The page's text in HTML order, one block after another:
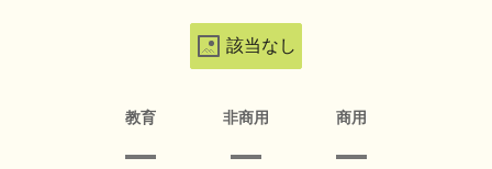
該当なし
教育 非商用 商用